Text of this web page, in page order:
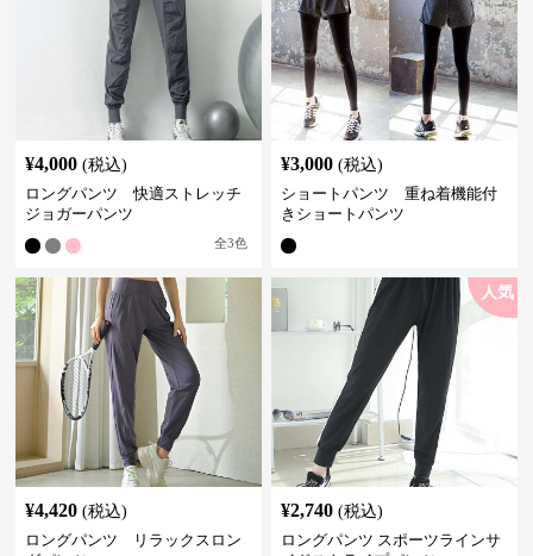
¥4,000 (税込)
ロングパンツ 快適ストレッチ
ジョガーパンツ
全3色
¥3,000 (税込)
ショートパンツ 重ね着機能付
きショートパンツ
¥4,420 (税込)
ロングパンツ リラックスロン
人気
¥2,740 (税込)
ロングパンツ スポーツラインサ